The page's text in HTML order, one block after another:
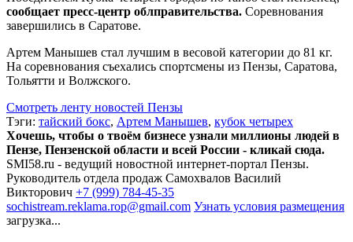
сообщает пресс-центр облправительства. Соревнования
завершились в Саратове.
Артем Манышев стал лучшим в весовой категории до 81 кг.
На соревнования съехались спортсмены из Пензы, Саратова,
Тольятти и Волжского.
Смотреть ленту новостей Пензы
Тэги: тайский бокс, Артем Манышев, кубок четырех
Хочешь, чтобы о твоём бизнесе узнали миллионы людей в
Пензе, Пензенской области и всей России - кликай сюда.
SMI58.ru - ведущий новостной интернет-портал Пензы.
Руководитель отдела продаж Самохвалов Василий
Викторович +7 (999) 784-45-35
sochistream.reklama.rop@gmail.com Узнать условия размещения
загрузка...